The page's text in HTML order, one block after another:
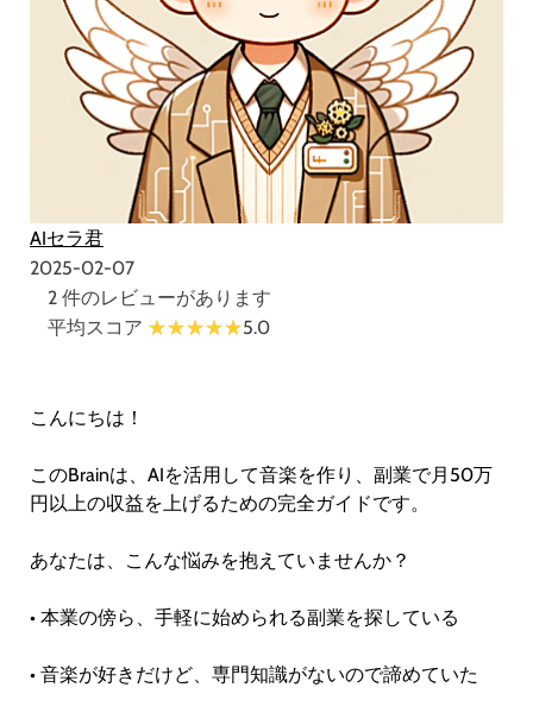
AIセラ君
2025-02-07
2 件のレビューがあります
平均スコア
5.0
こんにちは！
このBrainは、AIを活用して音楽を作り、副業で月50万
円以上の収益を上げるための完全ガイドです。
あなたは、こんな悩みを抱えていませんか？
• 本業の傍ら、手軽に始められる副業を探している
• 音楽が好きだけど、専門知識がないので諦めていた